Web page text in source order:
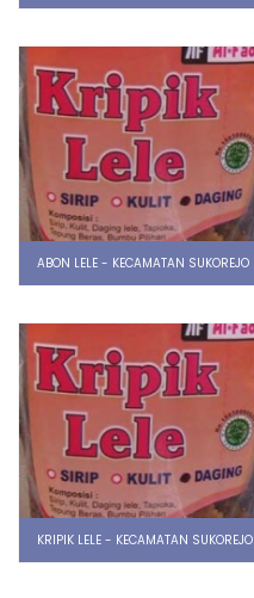
ABON LELE - KECAMATAN SUKOREJO
KRIPIK LELE - KECAMATAN SUKOREJO